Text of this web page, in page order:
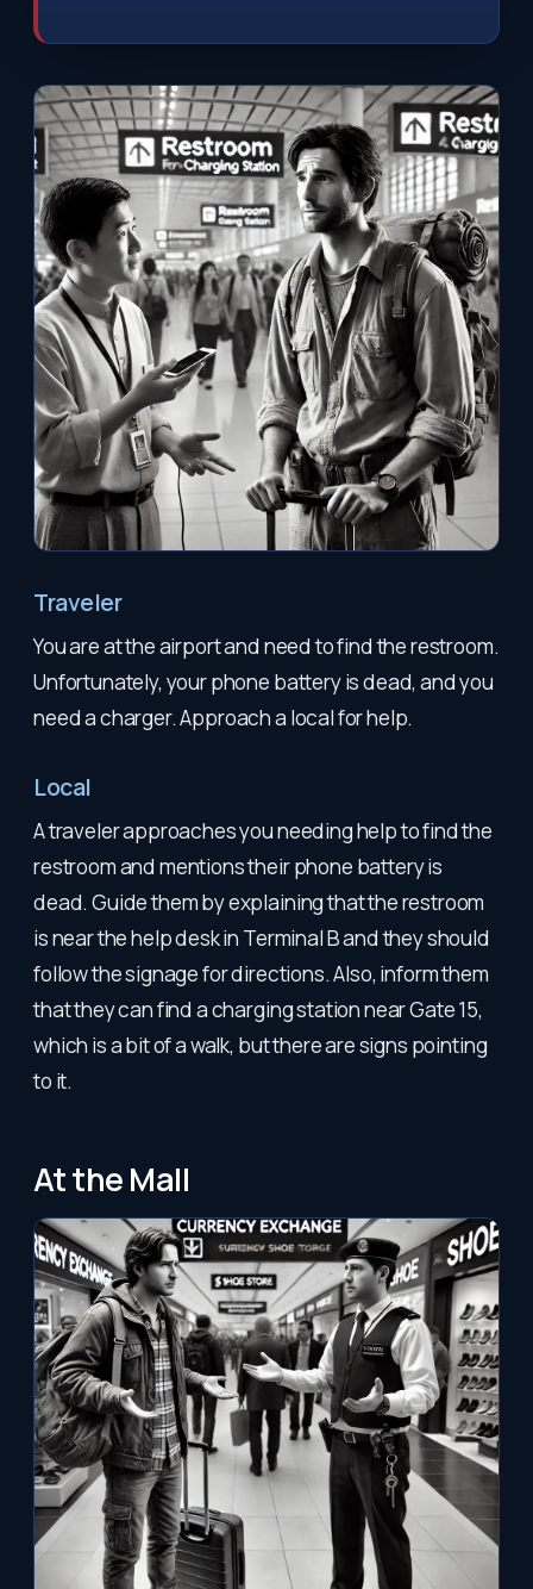
Traveler
You are at the airport and need to find the restroom.
Unfortunately, your phone battery is dead, and you
need a charger. Approach a local for help.
Local
A traveler approaches you needing help to find the
restroom and mentions their phone battery is
dead. Guide them by explaining that the restroom
is near the help desk in Terminal B and they should
follow the signage for directions. Also, inform them
that they can find a charging station near Gate 15,
which is a bit of a walk, but there are signs pointing
to it.
At the Mall